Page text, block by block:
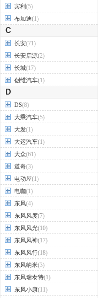
宾利 (5)
布加迪(1)
C
长安(71)
长安启源(2)
长城(17)
创维汽车(1)
D
DS(8)
大乘汽车(5)
大发(1)
大运汽车(1)
大众(61)
道奇(3)
电动屋(1)
电咖(1)
东风(4)
东风风度(7)
东风风光(10)
东风风神(17)
东风风行(18)
东风纳米(3)
东风瑞泰特(1)
东风小康(11)